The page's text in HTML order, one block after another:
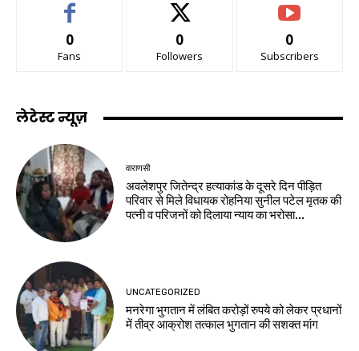
0
Fans
0
Followers
0
Subscribers
लेटेस्ट न्यूज़
वाराणसी
अवलेशपुर जितेन्द्र हत्याकांड के दूसरे दिन पीड़ित
परिवार से मिले विधायक रोहनिया सुनील पटेल मृतक की
पत्नी व परिजनों को दिलाया न्याय का भरोसा...
UNCATEGORIZED
मनरेगा भुगतान में लंबित करोड़ों रुपये को लेकर प्रधानों
में तीव्र आक्रोश तत्काल भुगतान की सशक्त मांग